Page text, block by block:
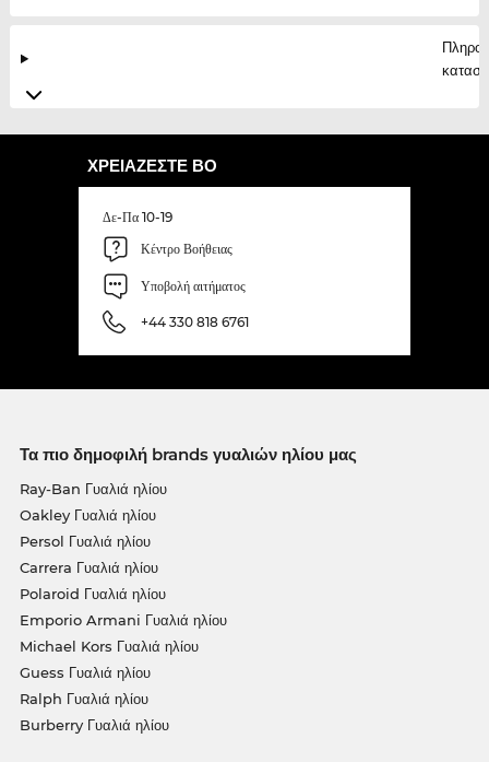
ΧΡΕΙΆΖΕΣΤΕ ΒΟ
Δε-Πα 10-19
Κέντρο Βοήθειας
Υποβολή αιτήματος
+44 330 818 6761
Τα πιο δημοφιλή brands γυαλιών ηλίου μας
Ray-Ban Γυαλιά ηλίου
Oakley Γυαλιά ηλίου
Persol Γυαλιά ηλίου
Carrera Γυαλιά ηλίου
Polaroid Γυαλιά ηλίου
Emporio Armani Γυαλιά ηλίου
Michael Kors Γυαλιά ηλίου
Guess Γυαλιά ηλίου
Ralph Γυαλιά ηλίου
Burberry Γυαλιά ηλίου